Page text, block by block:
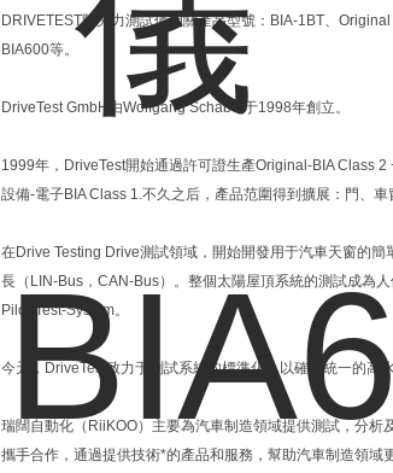
DRIVETEST防夾力測試儀相關產品型號：BIA-1BT、
BIA600等。
DriveTest GmbH由Wolfgang Schabel于1998年創立。
1999年，DriveTest開始通過許可證生產Original-BIA Class
設備-電子BIA Class 1.不久之后，產品范圍得到擴展：門、
在Drive Testing Drive測試領域，開始開發用于汽車天窗的
長（LIN-Bus，CAN-Bus）。整個太陽屋頂系統的測試成為
Pilot-Test-System。
今天，DriveTest致力于測試系統的標準化，以確保統一的高
瑞闊自動化（RiiKOO）主要為汽車制造領域提供測試，分
攜手合作，通過提供技術*的產品和服務，幫助汽車制造領域